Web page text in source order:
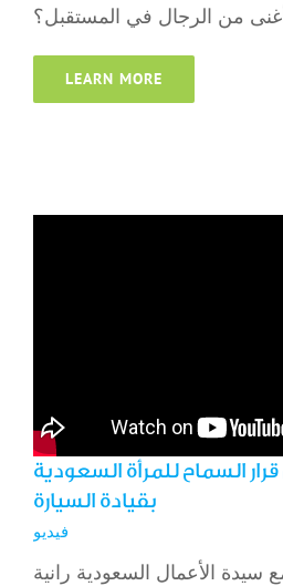
من الرجال في المستقبل؟
LEARN MORE
السماح للمرأة السعودية
بقيادة السيارة
فيديو
سيدة الأعمال السعودية رانية